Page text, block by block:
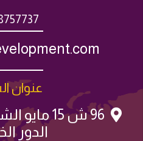
عنوان
96 ش 15
الدور